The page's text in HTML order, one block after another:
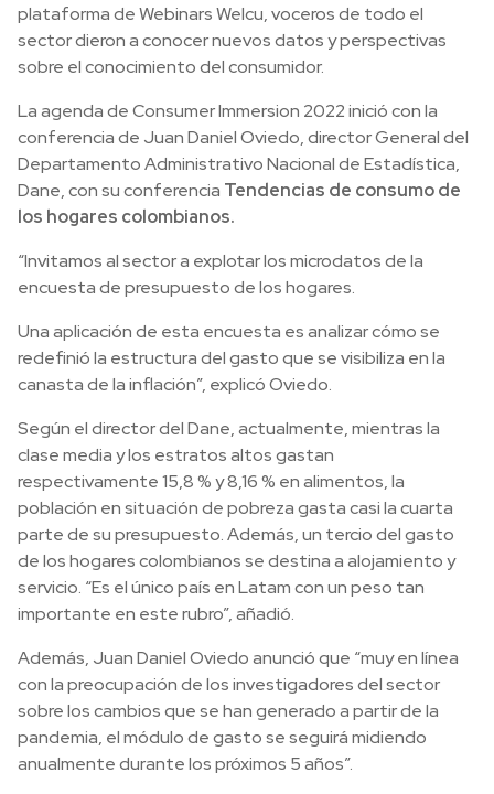
plataforma de Webinars Welcu, voceros de todo el
sector dieron a conocer nuevos datos y perspectivas
sobre el conocimiento del consumidor.
La agenda de Consumer Immersion 2022 inició con la
conferencia de Juan Daniel Oviedo, director General del
Departamento Administrativo Nacional de Estadística,
Dane, con su conferencia Tendencias de consumo de
los hogares colombianos.
“Invitamos al sector a explotar los microdatos de la
encuesta de presupuesto de los hogares.
Una aplicación de esta encuesta es analizar cómo se
redefinió la estructura del gasto que se visibiliza en la
canasta de la inflación”, explicó Oviedo.
Según el director del Dane, actualmente, mientras la
clase media y los estratos altos gastan
respectivamente 15,8 % y 8,16 % en alimentos, la
población en situación de pobreza gasta casi la cuarta
parte de su presupuesto. Además, un tercio del gasto
de los hogares colombianos se destina a alojamiento y
servicio. “Es el único país en Latam con un peso tan
importante en este rubro”, añadió.
Además, Juan Daniel Oviedo anunció que “muy en línea
con la preocupación de los investigadores del sector
sobre los cambios que se han generado a partir de la
pandemia, el módulo de gasto se seguirá midiendo
anualmente durante los próximos 5 años”.